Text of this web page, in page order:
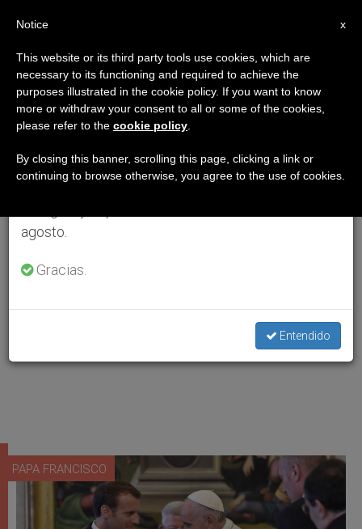
PAPA FRANCISCO
×
Aviso importante
Del 27 de julio al 7 de agosto haremos la pausa
anual, aprovechando que en el periodo de verano
se generan menos informaciones y también el
agosto.
Gracias.
Entendido
x
Notice
This website or its third party tools use cookies, which are
necessary to its functioning and required to achieve the
purposes illustrated in the cookie policy. If you want to know
more or withdraw your consent to all or some of the cookies,
please refer to the cookie policy
By closing this banner, scrolling this page, clicking a link or
continuing to browse otherwise, you agree to the use of cookies.